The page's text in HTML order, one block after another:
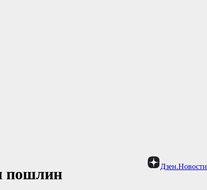
Дзен.Новости
пошлин